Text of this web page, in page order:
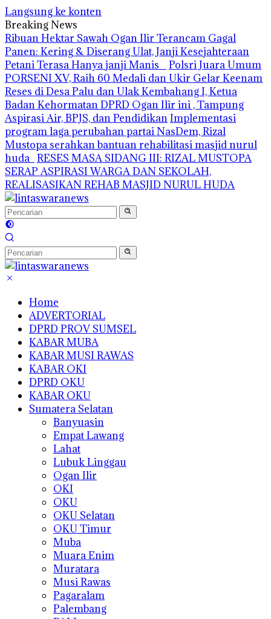
Langsung ke konten
Breaking News
Ribuan Hektar Sawah Ogan Ilir Terancam Gagal
Panen: Kering & Diserang Ulat, Janji Kesejahteraan
Petani Terasa Hanya janji Manis
Polsri Juara Umum
PORSENI XV, Raih 60 Medali dan Ukir Gelar Keenam
Reses di Desa Palu dan Ulak Kembahang I, Ketua
Badan Kehormatan DPRD Ogan Ilir ini , Tampung
Aspirasi Air, BPJS, dan PendidikanImplementasi
program laga perubahan partai NasDem, Rizal
Mustopa serahkan bantuan rehabilitasi masjid nurul
huda RESES MASA SIDANG III: RIZAL MUSTOPA
SERAP ASPIRASI WARGA DAN SEKOLAH,
REALISASIKAN REHAB MASJID NURUL HUDA
Home
ADVERTORIAL
DPRD PROV SUMSEL
KABAR MUBA
KABAR MUSI RAWAS
KABAR OKI
DPRD OKU
KABAR OKU
Sumatera Selatan
Banyuasin
Empat Lawang
Lahat
Lubuk Linggau
Ogan Ilir
OKI
OKU
OKU Selatan
OKU Timur
Muba
Muara Enim
Muratara
Musi Rawas
Pagaralam
Palembang